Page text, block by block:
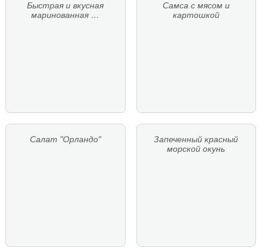
Быстрая и вкусная
маринованная …
Самса с мясом и
картошкой
Салат "Орландо"
Запеченный красный
морской окунь